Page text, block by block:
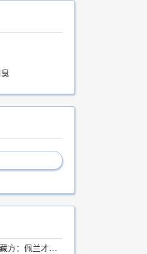
口臭别乱治！中医私藏方：佩兰才是口气克星，喝一周就清爽